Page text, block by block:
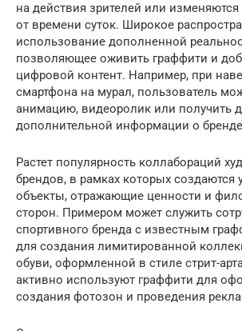
на действия зрителей или
от времени суток. Широкое
использование дополненной
позволяющее оживить граффити и
цифровой контент. Например, при
смартфона на мурал, пользователь
анимацию, видеоролик или получить
дополнительной информации о
Растет популярность коллабораций
брендов, в рамках которых создаются
объекты, отражающие ценности и
сторон. Примером может служить
спортивного бренда с известным
для создания лимитированной
обуви, оформленной в стиле стрит-
активно используют граффити для
создания фотозон и проведения